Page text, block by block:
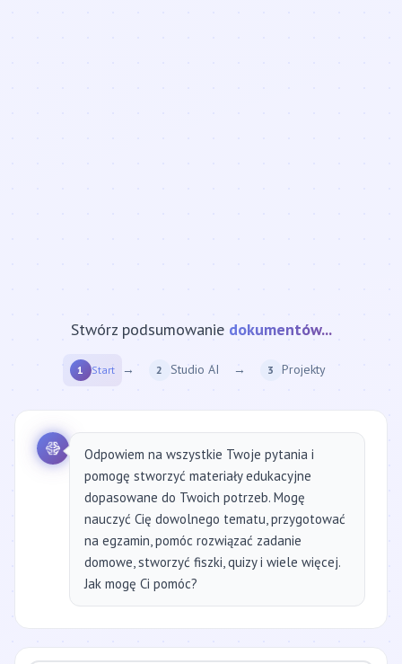
Stwórz podsumowanie strony internetowej...
1 Start → 2 Studio AI → 3 Projekty
Odpowiem na wszystkie Twoje pytania i
pomogę stworzyć materiały edukacyjne
dopasowane do Twoich potrzeb. Mogę
nauczyć Cię dowolnego tematu, przygotować
na egzamin, pomóc rozwiązać zadanie
domowe, stworzyć fiszki, quizy i wiele więcej.
Jak mogę Ci pomóc?